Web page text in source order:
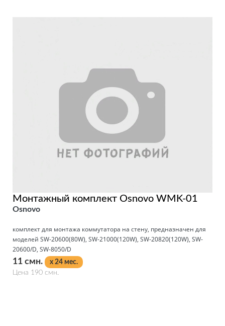
Монтажный комплект Osnovo WMK-01
Osnovo
комплект для монтажа коммутатора на стену, предназначен для
моделей SW-20600(80W), SW-21000(120W), SW-20820(120W), SW-
20600/D, SW-8050/D
11 смн.
x 24 мес.
Цена 190 смн.